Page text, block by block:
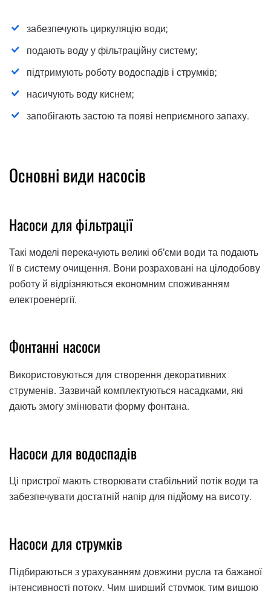
забезпечують циркуляцію води;
подають воду у фільтраційну систему;
підтримують роботу водоспадів і струмків;
насичують воду киснем;
запобігають застою та появі неприємного запаху.
Основні види насосів
Насоси для фільтрації
Такі моделі перекачують великі об’єми води та подають
її в систему очищення. Вони розраховані на цілодобову
роботу й відрізняються економним споживанням
електроенергії.
Фонтанні насоси
Використовуються для створення декоративних
струменів. Зазвичай комплектуються насадками, які
дають змогу змінювати форму фонтана.
Насоси для водоспадів
Ці пристрої мають створювати стабільний потік води та
забезпечувати достатній напір для підйому на висоту.
Насоси для струмків
Підбираються з урахуванням довжини русла та бажаної
інтенсивності потоку. Чим ширший струмок, тим вищою